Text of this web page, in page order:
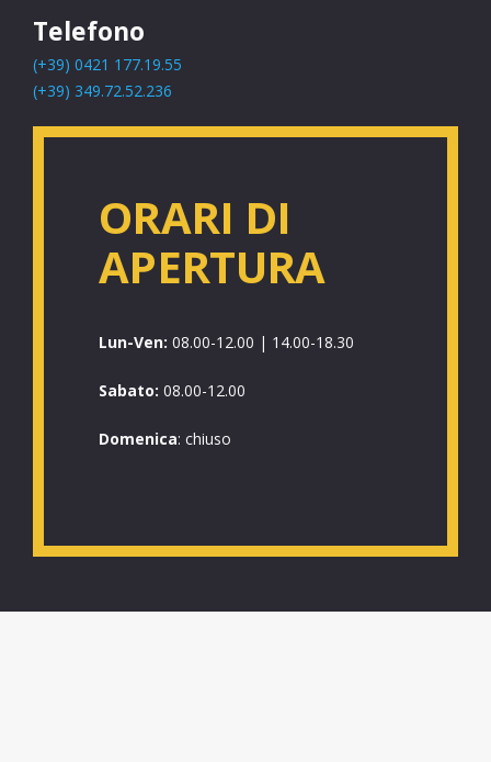
Telefono
(+39) 0421 177.19.55
(+39) 349.72.52.236
ORARI DI
APERTURA
Lun-Ven: 08.00-12.00 | 14.00-18.30
Sabato: 08.00-12.00
Domenica: chiuso